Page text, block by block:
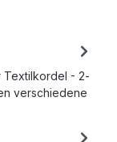
Textilkordel - 2-
verschiedene